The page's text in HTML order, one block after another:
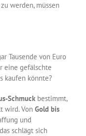
werden, müssen
Tausende von Euro
eine gefälschte
kaufen könnte?
Schmuckbestimmt,
wird. Von Gold bis
und
schlägt sich